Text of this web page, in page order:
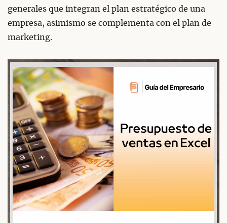
generales que integran el plan estratégico de una
empresa, asimismo se complementa con el plan de
marketing.